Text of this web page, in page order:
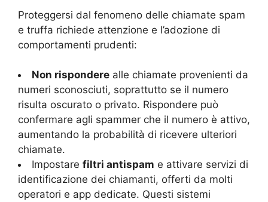
Proteggersi dal fenomeno delle chiamate spam
e truffa richiede attenzione e l’adozione di
comportamenti prudenti:
Non rispondere alle chiamate provenienti da
numeri sconosciuti, soprattutto se il numero
risulta oscurato o privato. Rispondere può
confermare agli spammer che il numero è attivo,
aumentando la probabilità di ricevere ulteriori
chiamate.
Impostare filtri antispam e attivare servizi di
identificazione dei chiamanti, offerti da molti
operatori e app dedicate. Questi sistemi